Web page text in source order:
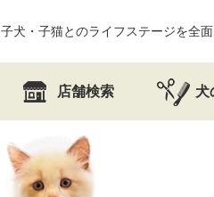
子犬・子猫とのライフステージを全
店舗検索 犬